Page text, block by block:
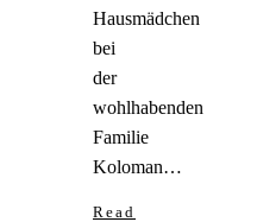
Hausmädchen
bei
der
wohlhabenden
Familie
Koloman…
Read